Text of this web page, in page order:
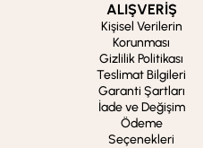
ALIŞVERİŞ
Kişisel Verilerin
Korunması
Gizlilik Politikası
Teslimat Bilgileri
Garanti Şartları
İade ve Değişim
Ödeme
Seçenekleri